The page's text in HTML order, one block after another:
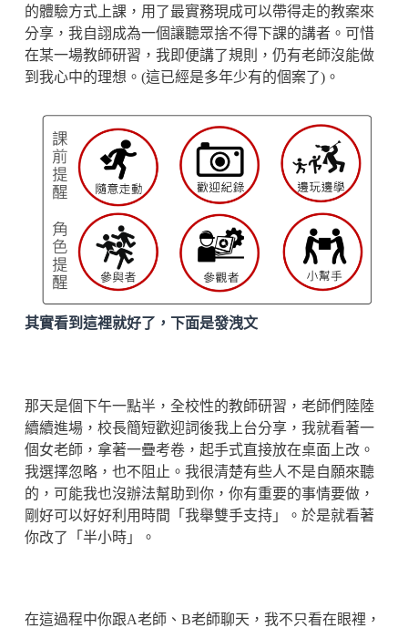
的體驗方式上課，用了最實務現成可以帶得走的教案來
分享，我自詡成為一個讓聽眾捨不得下課的講者。可惜
在某一場教師研習，我即便講了規則，仍有老師沒能做
到我心中的理想。(這已經是多年少有的個案了)。
其實看到這裡就好了，下面是發洩文
那天是個下午一點半，全校性的教師研習，老師們陸陸
續續進場，校長簡短歡迎詞後我上台分享，我就看著一
個女老師，拿著一疊考卷，起手式直接放在桌面上改。
我選擇忽略，也不阻止。我很清楚有些人不是自願來聽
的，可能我也沒辦法幫助到你，你有重要的事情要做，
剛好可以好好利用時間「我舉雙手支持」。於是就看著
你改了「半小時」。
在這過程中你跟A老師、B老師聊天，我不只看在眼裡，